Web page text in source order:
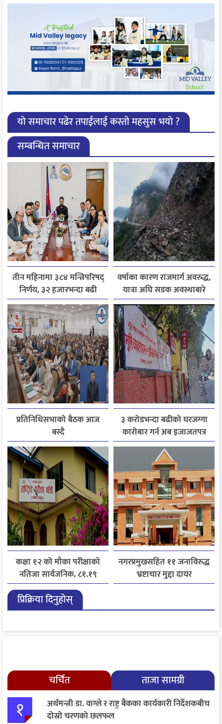
यो समाचार पढेर तपाईलाई कस्तो महसुस भयो ?
सम्बन्धित समाचार
तीन महिनामा ३८४ मन्त्रिपरिषद्
निर्णय, ३२ हजारभन्दा बढी
गुनासो फर्छ्योट
वर्षाका कारण राजमार्ग अवरुद्ध,
यात्रा अघि सडक अवस्थाबारे
जानकारी लिन आग्रह
प्रतिनिधिसभाको बैठक आज
बस्दै
३ करोडभन्दा बढीको घरजग्गा
कारोबार गर्न अब इजाजतपत्र
अनिवार्य
कक्षा १२ को मौका परीक्षाको
नतिजा सार्वजनिक, ८१.१९
प्रतिशत विद्यार्थी उत्तीर्ण
नगरप्रमुखसहित ११ जनाविरुद्ध
भ्रष्टाचार मुद्दा दायर
प्रिक्रिया दिनुहोस्
चर्चित ताजा सामग्री
१
अर्थमन्त्री डा. वाग्ले र राष्ट्र बैंकका कार्यकारी निर्देशकबीच
दोस्रो चरणको छलफल